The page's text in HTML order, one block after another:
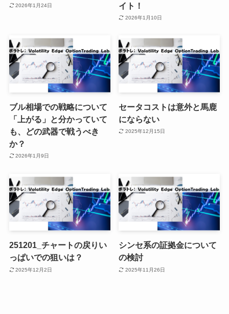
2026年1月24日
イト！
2026年1月10日
ブル相場での戦略について
「上がる」と分かっていて
も、どの武器で戦うべき
か？
2026年1月9日
セータコストは意外と馬鹿
にならない
2025年12月15日
251201_チャートの戻りい
っぱいでの狙いは？
2025年12月2日
シンセ系の証拠金について
の検討
2025年11月26日